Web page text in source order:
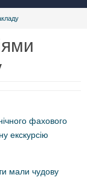
фахового
екскурсію
мали чудову